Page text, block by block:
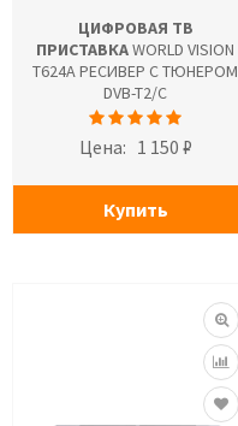
ЦИФРОВАЯ ТВ
ПРИСТАВКАWORLD VISION
T624A РЕСИВЕР С ТЮНЕРОМ
DVB-T2/C
Цена: 1 150 ₽
Купить